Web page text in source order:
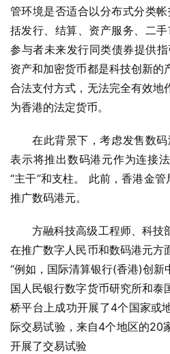
管环境是否适合以分布式分类
括发行、结算、资产服务、二
参与者未来发行同类债券提供
资产和加密货币都是科技创新的
合法支付方式，无法完全有效地
为香港的法定货币。
在此背景下，考虑发售数
表示将推出数码港元作为连接
“主干”和支柱。 此前，香港金
推广数码港元。
方融科技高级工程师、科技
在推广数字人民币和数码港元方
“例如，国际清算银行(香港)创新
国人民银行数字货币研究所和泰
桥平台上成功开展了4个国家或
际交易试验，来自4个地区的20
开展了交易试验